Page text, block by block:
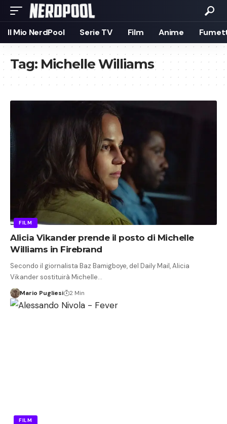
Il Mio NerdPool Serie TV Film Anime
Tag: Michelle Williams
FILM
Alicia Vikander prende il posto di Michelle
Williams in Firebrand
Secondo il giornalista Baz Bamigboye, del Daily Mail, Alicia
Vikander sostituirà Michelle…
Mario Pugliesi 2 Min
FILM